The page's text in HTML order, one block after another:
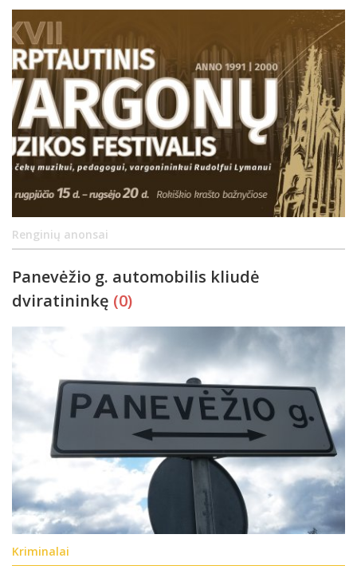
Renginių anonsai
Panevėžio g. automobilis kliudė
dviratininkę (0)
Kriminalai